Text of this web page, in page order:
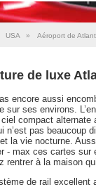
USA » Aéroport de
de luxe
encore aussi
sur ses environs.
compact
n’est pas beaucoup
la vie nocturne.
- max ces cartes sur
rentrer à la maison
de rail excellent